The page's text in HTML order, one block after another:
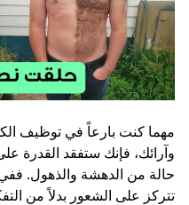
مهما كنت بارعاً في توظيف
وآرائك، فإنك ستفقد القدرة
حالة من الدهشة والذهول.
تتركز على الشعور بدلاً من